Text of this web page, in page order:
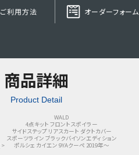
ご利用方法 オーダーフォーム
商品詳細
Product Detail
WALD
4点キット フロントスポイラー
サイドステップ リアスカート ダクトカバー
スポーツライン ブラックバイソンエディション
ポルシェ カイエン 9YAクーペ 2019年〜